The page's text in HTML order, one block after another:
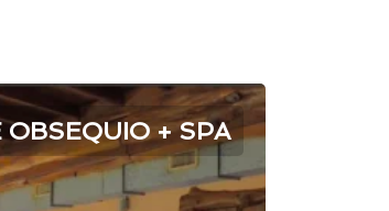
OBSEQUIO + SPA